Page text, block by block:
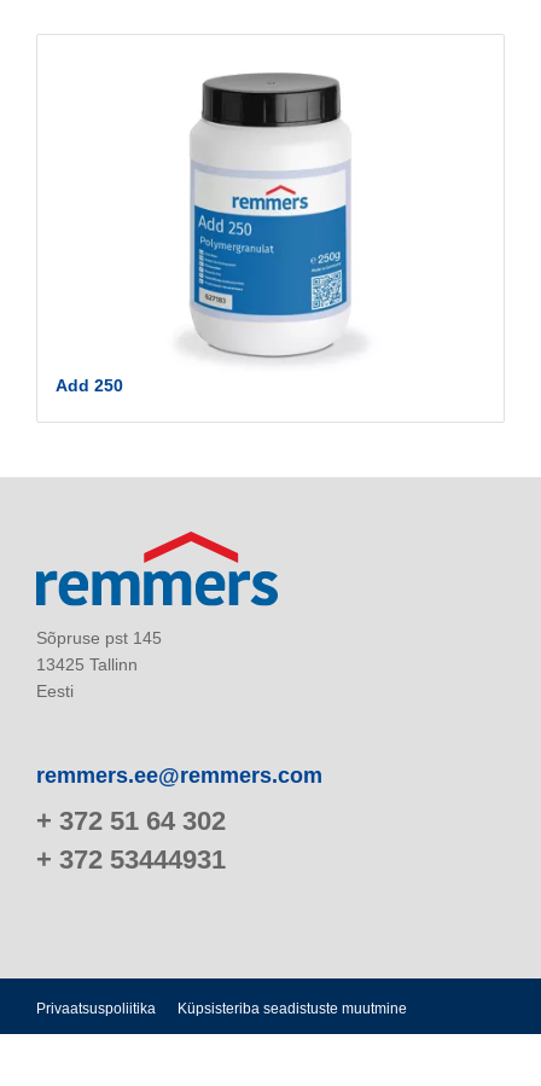
Add 250
Sõpruse pst 145
13425 Tallinn
Eesti
remmers.ee@remmers.com
+ 372 51 64 302
+ 372 53444931
Privaatsuspoliitika Küpsisteriba seadistuste muutmine